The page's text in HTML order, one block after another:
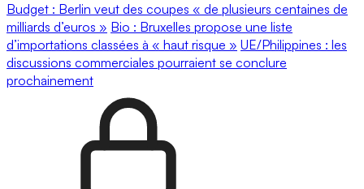
Budget : Berlin veut des coupes « de plusieurs centaines de
milliards d’euros » Bio : Bruxelles propose une liste
d’importations classées à « haut risque » UE/Philippines : les
discussions commerciales pourraient se conclure
prochainement